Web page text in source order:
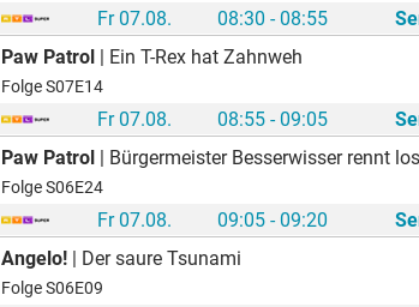
Fr 07.08. 08:30 - 08:55
Paw Patrol | Ein T-Rex hat Zahnweh
Folge S07E14
Fr 07.08. 08:55 - 09:05
Paw Patrol | Bürgermeister Besserwisser rennt los
Folge S06E24
Fr 07.08. 09:05 - 09:20
Angelo! | Der saure Tsunami
Folge S06E09